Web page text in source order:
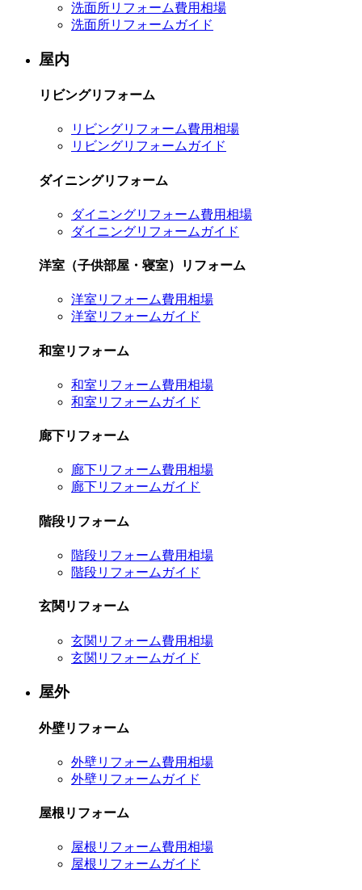
洗面所リフォーム費用相場
洗面所リフォームガイド
屋内
リビングリフォーム
リビングリフォーム費用相場
リビングリフォームガイド
ダイニングリフォーム
ダイニングリフォーム費用相場
ダイニングリフォームガイド
洋室（子供部屋・寝室）リフォーム
洋室リフォーム費用相場
洋室リフォームガイド
和室リフォーム
和室リフォーム費用相場
和室リフォームガイド
廊下リフォーム
廊下リフォーム費用相場
廊下リフォームガイド
階段リフォーム
階段リフォーム費用相場
階段リフォームガイド
玄関リフォーム
玄関リフォーム費用相場
玄関リフォームガイド
屋外
外壁リフォーム
外壁リフォーム費用相場
外壁リフォームガイド
屋根リフォーム
屋根リフォーム費用相場
屋根リフォームガイド